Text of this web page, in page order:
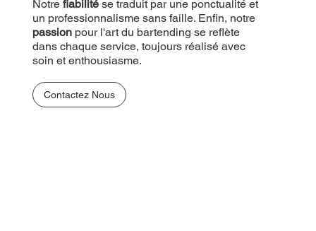
Notre fiabilité se traduit par une ponctualité et
un professionnalisme sans faille. Enfin, notre
passionpour l'art du bartending se reflète
dans chaque service, toujours réalisé avec
soin et enthousiasme.
Contactez Nous